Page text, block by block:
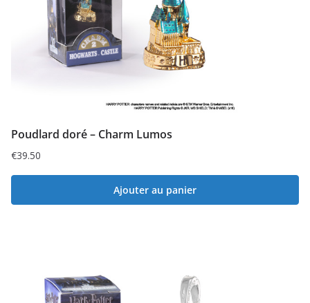
Poudlard doré – Charm Lumos
€39.50
Ajouter au panier